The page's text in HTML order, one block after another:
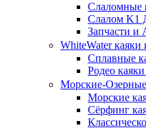
Слаломные
Слалом K1
Запчасти и
WhiteWater каяки
Сплавные
Родео
Морские-
Морские
Сёрфинг